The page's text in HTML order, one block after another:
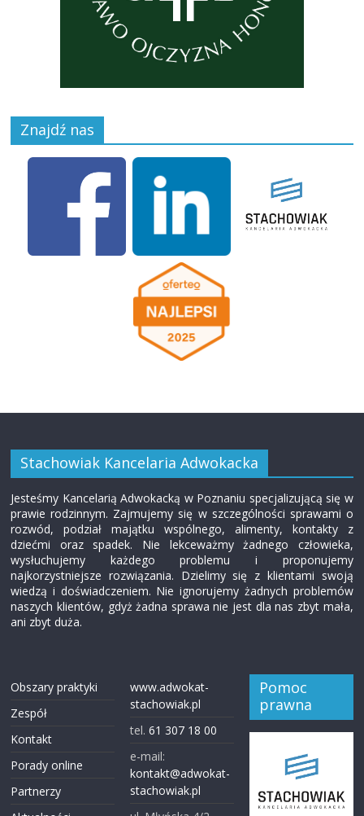
Znajdź nas
Stachowiak Kancelaria Adwokacka
Jesteśmy Kancelarią Adwokacką w Poznaniu specjalizującą się w
prawie rodzinnym. Zajmujemy się w szczególności sprawami o
rozwód, podział majątku wspólnego, alimenty, kontakty z
dziećmi oraz spadek. Nie lekceważmy żadnego człowieka,
wysłuchujemy każdego problemu i proponujemy
najkorzystniejsze rozwiązania. Dzielimy się z klientami swoją
wiedzą i doświadczeniem. Nie ignorujemy żadnych problemów
naszych klientów, gdyż żadna sprawa nie jest dla nas zbyt mała,
ani zbyt duża.
Obszary praktyki
Zespół
Kontakt
Porady online
Partnerzy
www.adwokat-
stachowiak.pl
tel. 61 307 18 00
e-mail:
kontakt@adwokat-
stachowiak.pl
Pomoc
prawna